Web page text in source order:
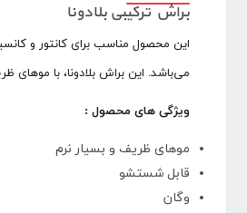
براش ترکیبی بلادونا
این محصول مناسب برای کانتور و
می‌باشد. این براش بلادونا، با
ویژگی های محصول :
موهای ظریف و بسیار نرم
قابل شستشو
وگان